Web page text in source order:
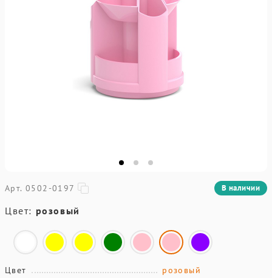
Арт. 0502-0197 В наличии
Цвет: розовый
Цвет
розовый